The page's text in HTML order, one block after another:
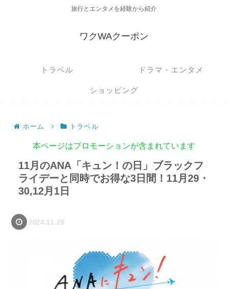
旅行とエンタメを経験から紹介
ワクWAクーポン
トラベル ドラマ・エンタメ
ショッピング
ホーム トラベル
本ページはプロモーションが含まれています
11月のANA「キュン！の日」ブラックフ
ライデーと同時でお得な3日間！11月29・
30,12月1日
2024.11.28